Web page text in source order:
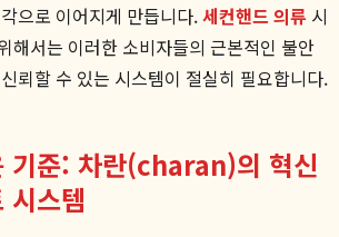
으로 이어지게 만듭니다.세컨핸드 의류 시
해서는 이러한 소비자들의 근본적인 불안
뢰할 수 있는 시스템이 절실히 필요합니다.
기준: 차란(charan)의 혁신
시스템